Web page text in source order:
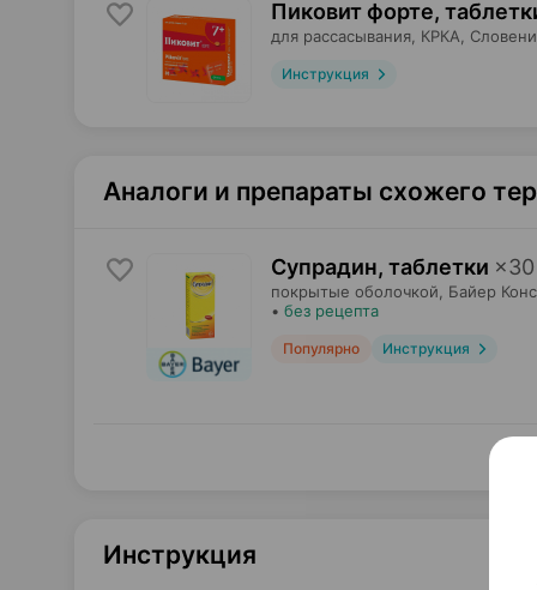
Пиковит форте,
для рассасывания, КРКА ,
Инструкция
Аналоги и препараты схожего
Супрадин, таблетки ×30
покрытые оболочкой, Байер
• без рецепта
Популярно Инструкция
Инструкция